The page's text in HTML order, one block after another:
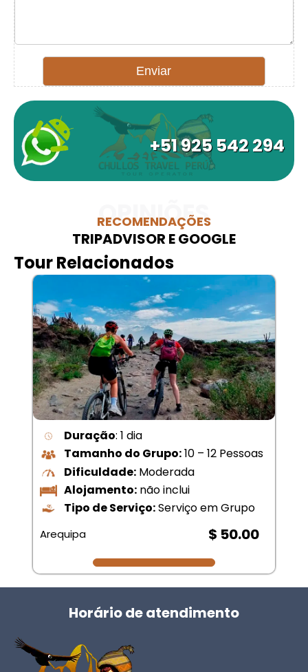
+51 925 542 294
OPINIÕES
RECOMENDAÇÕES
TRIPADVISOR E GOOGLE
Tour Relacionados
Duração: 1 dia
Tamanho do Grupo:10 – 12 Pessoas
Dificuldade:Moderada
Alojamento:não inclui
Tipo de Serviço:Serviço em Grupo
Arequipa $ 50.00
Horário de atendimento